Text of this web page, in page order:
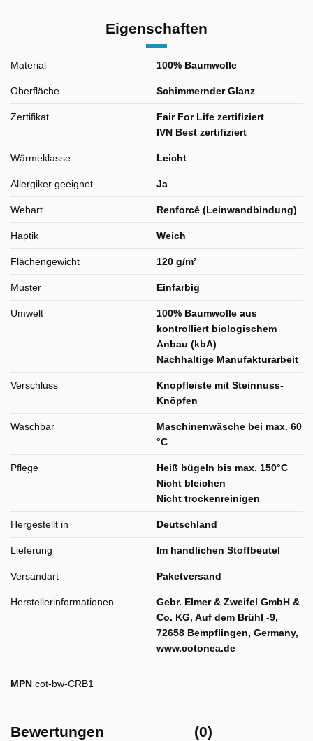
Eigenschaften
Material 100% Baumwolle
Oberfläche Schimmernder Glanz
Zertifikat
Fair For Life zertifiziert
IVN Best zertifiziert
Wärmeklasse Leicht
Allergiker geeignet Ja
Webart Renforcé (Leinwandbindung)
Haptik Weich
Flächengewicht 120 g/m²
Muster Einfarbig
Umwelt
100% Baumwolle aus
kontrolliert biologischem
Anbau (kbA)
Nachhaltige Manufakturarbeit
Verschluss
Knopfleiste mit Steinnuss-
Knöpfen
Waschbar
Maschinenwäsche bei max. 60
°C
Pflege
Heiß bügeln bis max. 150°C
Nicht bleichen
Nicht trockenreinigen
Hergestellt in Deutschland
Lieferung Im handlichen Stoffbeutel
Versandart Paketversand
Herstellerinformationen
Gebr. Elmer & Zweifel GmbH &
Co. KG, Auf dem Brühl -9,
72658 Bempflingen, Germany,
www.cotonea.de
MPN cot-bw-CRB1
Bewertungen (0)